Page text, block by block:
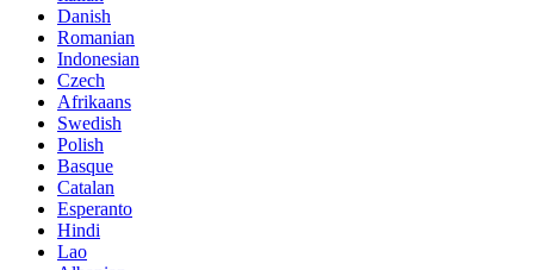
Danish
Romanian
Indonesian
Czech
Afrikaans
Swedish
Polish
Basque
Catalan
Esperanto
Hindi
Lao